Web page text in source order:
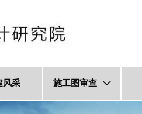
风采 施工图审查 